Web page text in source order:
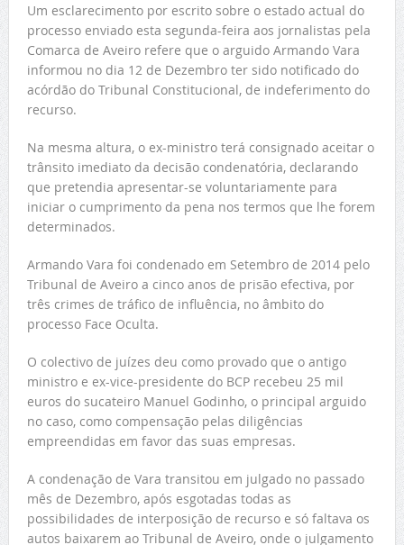
Um esclarecimento por escrito sobre o estado actual do
processo enviado esta segunda-feira aos jornalistas pela
Comarca de Aveiro refere que o arguido Armando Vara
informou no dia 12 de Dezembro ter sido notificado do
acórdão do Tribunal Constitucional, de indeferimento do
recurso.
Na mesma altura, o ex-ministro terá consignado aceitar o
trânsito imediato da decisão condenatória, declarando
que pretendia apresentar-se voluntariamente para
iniciar o cumprimento da pena nos termos que lhe forem
determinados.
Armando Vara foi condenado em Setembro de 2014 pelo
Tribunal de Aveiro a cinco anos de prisão efectiva, por
três crimes de tráfico de influência, no âmbito do
processo Face Oculta.
O colectivo de juízes deu como provado que o antigo
ministro e ex-vice-presidente do BCP recebeu 25 mil
euros do sucateiro Manuel Godinho, o principal arguido
no caso, como compensação pelas diligências
empreendidas em favor das suas empresas.
A condenação de Vara transitou em julgado no passado
mês de Dezembro, após esgotadas todas as
possibilidades de interposição de recurso e só faltava os
autos baixarem ao Tribunal de Aveiro, onde o julgamento